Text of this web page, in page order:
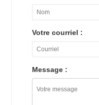
Votre courriel :
Message :